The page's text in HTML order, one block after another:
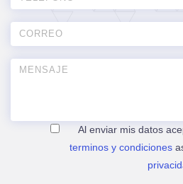
Al enviar mis datos
terminos y condiciones